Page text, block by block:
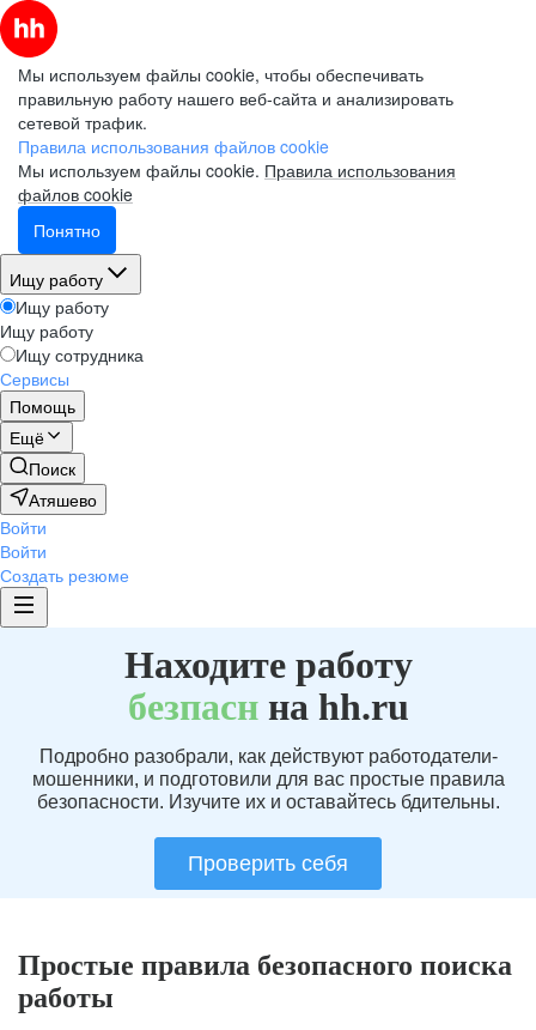
Мы используем файлы cookie, чтобы обеспечивать
правильную работу нашего веб-сайта и анализировать
сетевой трафик.
Правила использования файлов cookie
Мы используем файлы cookie. Правила использования
файлов cookie
Понятно
Ищу работу
Ищу работу
Ищу работу
Ищу сотрудника
Сервисы
Помощь
Ещё
Поиск
Атяшево
Войти
Войти
Создать резюме
Находите работу
безпаснна hh.ru
Подробно разобрали, как действуют работодатели-
мошенники, и подготовили для вас простые правила
безопасности. Изучите их и оставайтесь бдительны.
Проверить себя
Простые правила безопасного поиска
работы